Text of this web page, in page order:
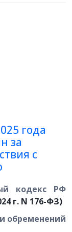
кадастра и
П/0216 «Об
декларации о
в том
способе ее
сайте ГБУ ТО
подраздел
объекта
года
за
с
кодекс РФ
г. N 176-ФЗ)
обременений